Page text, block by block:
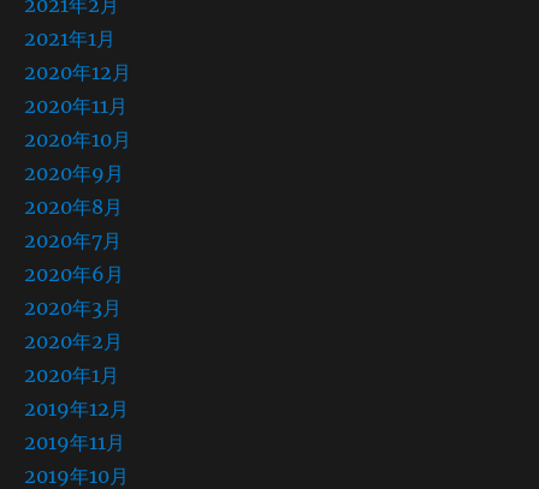
2021年2月
2021年1月
2020年12月
2020年11月
2020年10月
2020年9月
2020年8月
2020年7月
2020年6月
2020年3月
2020年2月
2020年1月
2019年12月
2019年11月
2019年10月